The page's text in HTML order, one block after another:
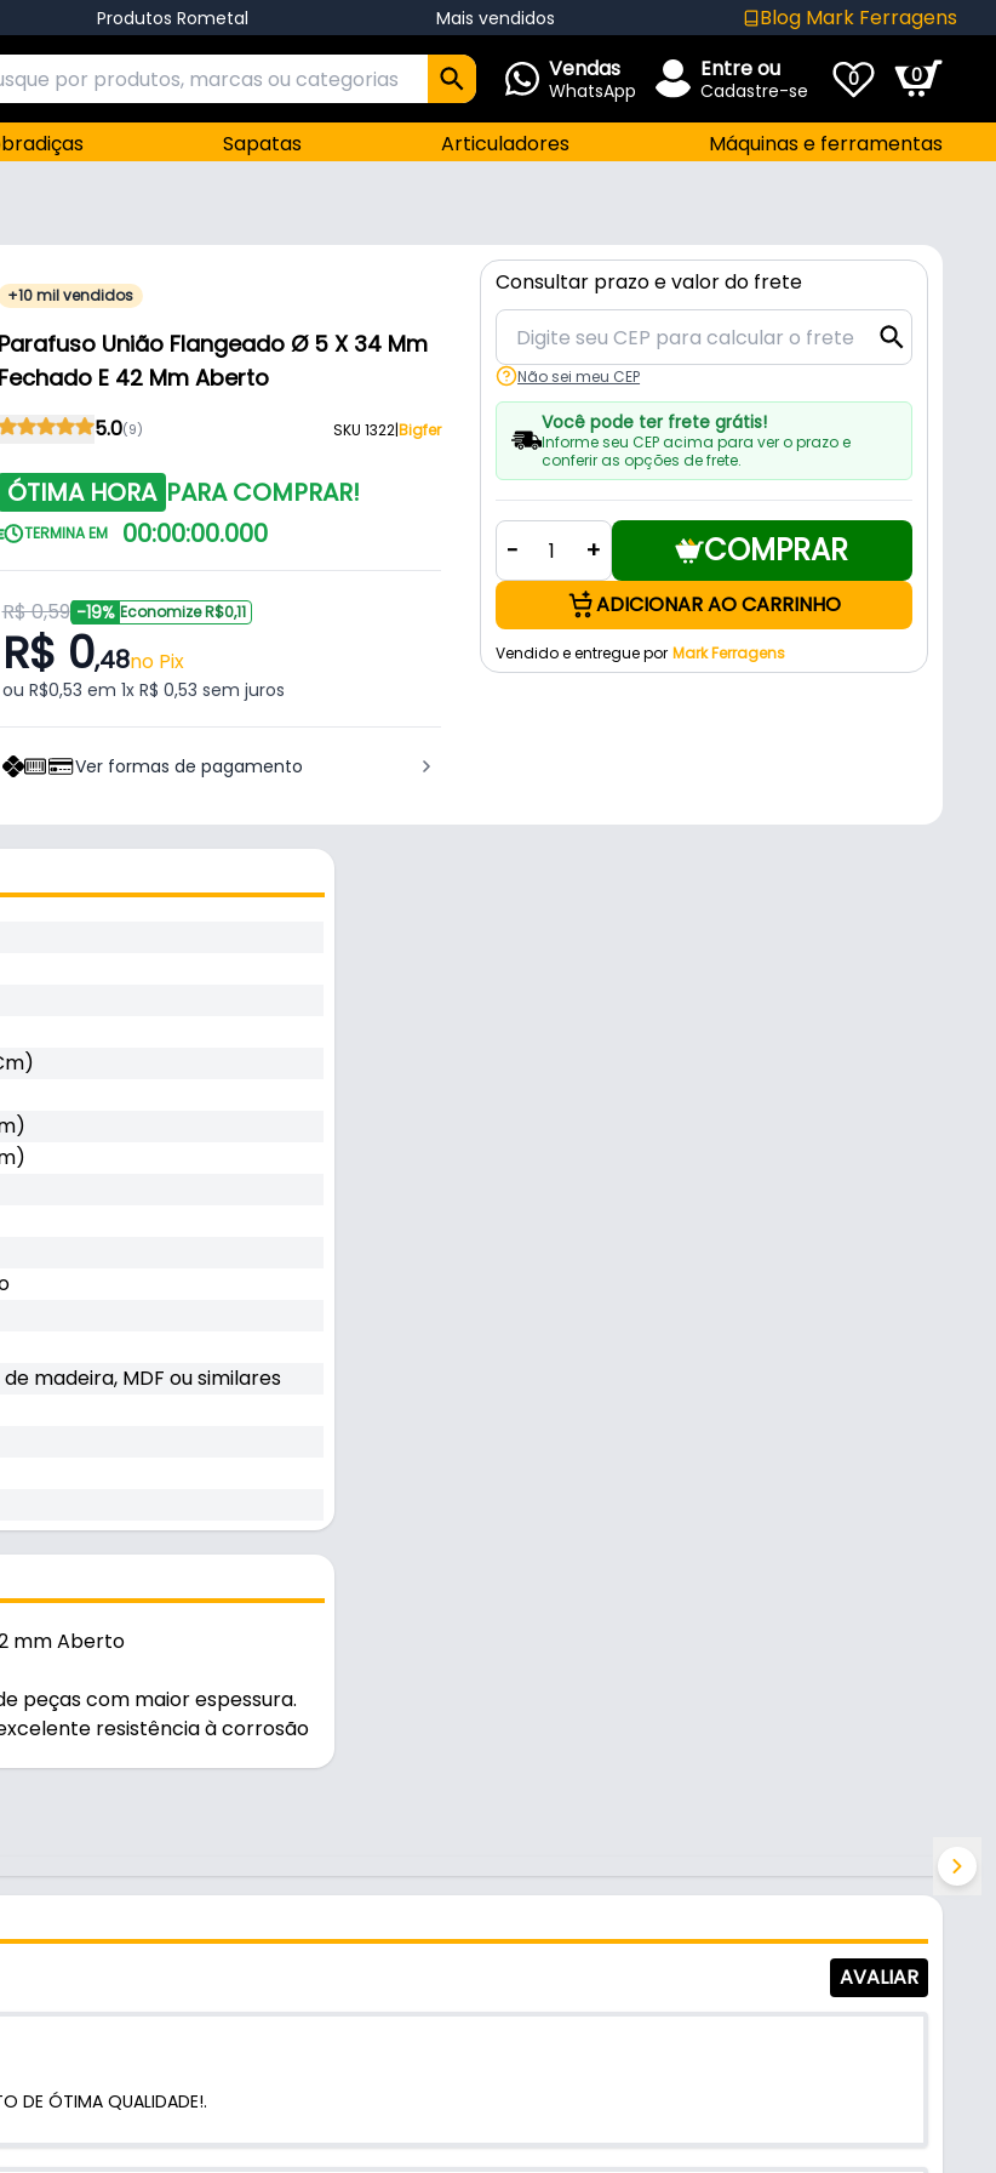
Produtos Rometal Mais vendidos Blog Mark Ferragens
Vendas
WhatsApp
Entre ou
Cadastre-se 0 0
Sapatas Articuladores Máquinas e ferramentas
+10 mil vendidos
Parafuso União Flangeado Ø 5 X 34 Mm
Fechado E 42 Mm Aberto
5.0(9) SKU 1322|Bigfer
ÓTIMA HORA PARA COMPRAR!
TERMINA EM 00:00:00.000
R$ 0,59 -19% Economize R$0,11
R$ 0,48no Pix
ou R$0,53 em 1x R$ 0,53 sem juros
Ver formas de pagamento
Consultar prazo e valor do frete
Não sei meu CEP
Você pode ter frete grátis!
Informe seu CEP acima para ver o prazo e
conferir as opções de frete.
- + COMPRAR
ADICIONAR AO CARRINHO
Vendido e entregue por Mark Ferragens
madeira, MDF ou similares
mm Aberto
peças com maior espessura.
resistência à corrosão
AVALIAR
DE ÓTIMA QUALIDADE!.